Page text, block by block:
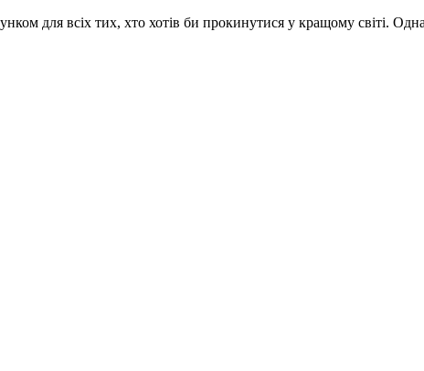
для всіх тих, хто хотів би прокинутися у кращому світі.